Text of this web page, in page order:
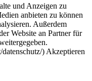
und Anzeigen zu
anbieten zu können
Außerdem
Website an Partner für
) Akzeptieren